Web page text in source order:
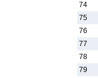
74
75
76
77
78
79